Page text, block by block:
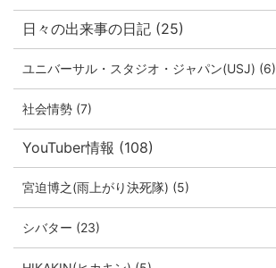
日々の出来事の日記 (25)
ユニバーサル・スタジオ・ジャパン(USJ) (6)
社会情勢 (7)
YouTuber情報 (108)
宮迫博之(雨上がり決死隊) (5)
シバター (23)